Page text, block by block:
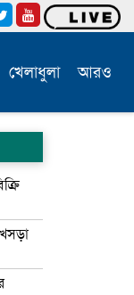
খেলাধুলা আরও